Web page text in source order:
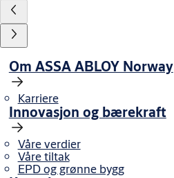
Om ASSA ABLOY Norway
Karriere
Innovasjon og bærekraft
Våre verdier
Våre tiltak
EPD og grønne bygg